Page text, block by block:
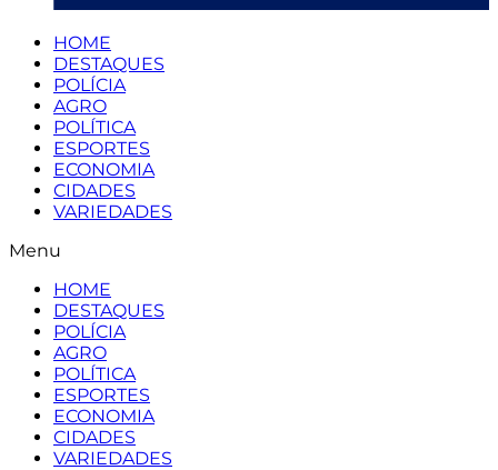
HOME
DESTAQUES
POLÍCIA
AGRO
POLÍTICA
ESPORTES
ECONOMIA
CIDADES
VARIEDADES
Menu
HOME
DESTAQUES
POLÍCIA
AGRO
POLÍTICA
ESPORTES
ECONOMIA
CIDADES
VARIEDADES